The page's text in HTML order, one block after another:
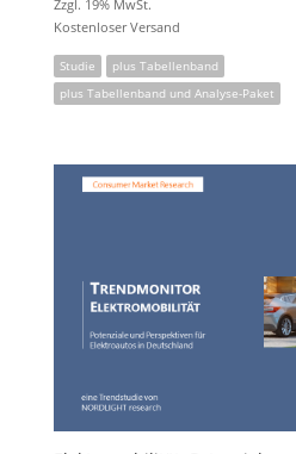
Zzgl. 19% MwSt.
Kostenloser Versand
Studie
plus Tabellenband
plus Tabellenband und Analyse-Paket